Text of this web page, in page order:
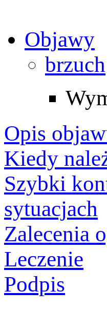
Objawy
brzuch
Opis
Kiedy
Szybki
sytuacjach
Zalecenia
Leczenie
Podpis